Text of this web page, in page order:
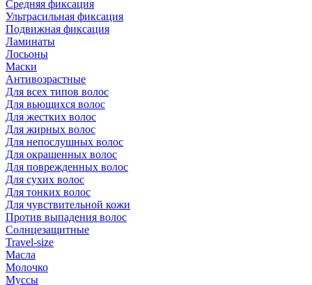
Средняя фиксация
Ультрасильная фиксация
Подвижная фиксация
Ламинаты
Лосьоны
Маски
Антивозрастные
Для всех типов волос
Для вьющихся волос
Для жестких волос
Для жирных волос
Для непослушных волос
Для окрашенных волос
Для поврежденных волос
Для сухих волос
Для тонких волос
Для чувствительной кожи
Против выпадения волос
Солнцезащитные
Travel-size
Масла
Молочко
Муссы